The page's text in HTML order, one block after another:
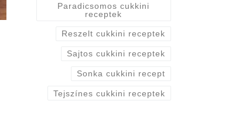
Paradicsomos cukkini
receptek
Reszelt cukkini receptek
Sajtos cukkini receptek
Sonka cukkini recept
Tejszínes cukkini receptek